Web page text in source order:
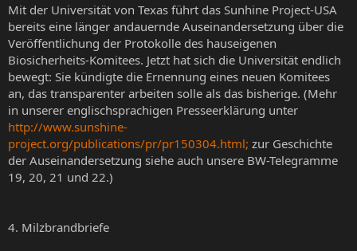
Mit der Universität von Texas führt das Sunhine Project-USA
bereits eine länger andauernde Auseinandersetzung über die
Veröffentlichung der Protokolle des hauseigenen
Biosicherheits-Komitees. Jetzt hat sich die Universität endlich
bewegt: Sie kündigte die Ernennung eines neuen Komitees
an, das transparenter arbeiten solle als das bisherige. (Mehr
in unserer englischsprachigen Presseerklärung unter
http://www.sunshine-
project.org/publications/pr/pr150304.html; zur Geschichte
der Auseinandersetzung siehe auch unsere BW-Telegramme
19, 20, 21 und 22.)
4. Milzbrandbriefe